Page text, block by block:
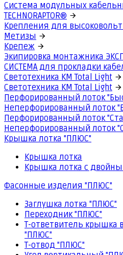
Система модульных
TECHNORAPTOR®
Крепления для
Метизы
Крепеж
Экипировка монтажника
СИСТЕМА для прокладки
Светотехника КМ Total Light
Светотехника КМ Total Light
Перфорированный лоток
Неперфорированный лоток
Перфорированный лоток
Неперфорированный лоток
Крышка лотка "ПЛЮС"
Крышка лотка
Крышка лотка с
Фасонные изделия "ПЛЮС"
Заглушка лотка "ПЛЮС"
Переходник "ПЛЮС"
Т-ответвитель крышка
"ПЛЮС"
Т-отвод "ПЛЮС"